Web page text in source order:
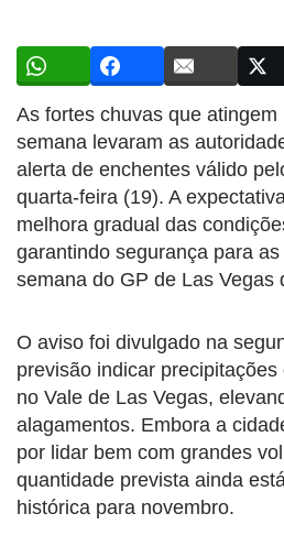
As fortes chuvas que atingem
semana levaram as
alerta de enchentes válido
quarta-feira (19). A
melhora gradual das
garantindo segurança para
semana do GP de Las Vegas
O aviso foi divulgado na
previsão indicar
no Vale de Las Vegas,
alagamentos. Embora a
por lidar bem com grandes
quantidade prevista ainda
histórica para novembro.